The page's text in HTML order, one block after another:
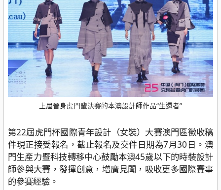
上屆晉身虎門輩決賽的本澳設計師作品“生還者”
第22屆虎門杯國際青年設計（女裝）大賽澳門區徵收稿
件現正接受報名，截止報名及交件日期為7月30日。澳
門生產力暨科技轉移中心鼓勵本澳45歲以下的時裝設計
師參與大賽，發揮創意，增廣見聞，吸收更多國際賽事
的參賽經驗。